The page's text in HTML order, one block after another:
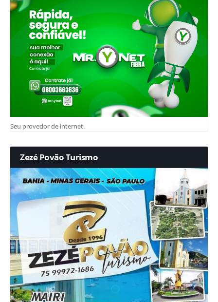
Seu provedor de internet.
Zezé Povão Turismo